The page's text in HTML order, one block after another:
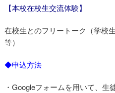
【本校在校生交流体験】
在校生とのフリートーク（学校
等）
◆申込方法
・Googleフォームを用いて、生